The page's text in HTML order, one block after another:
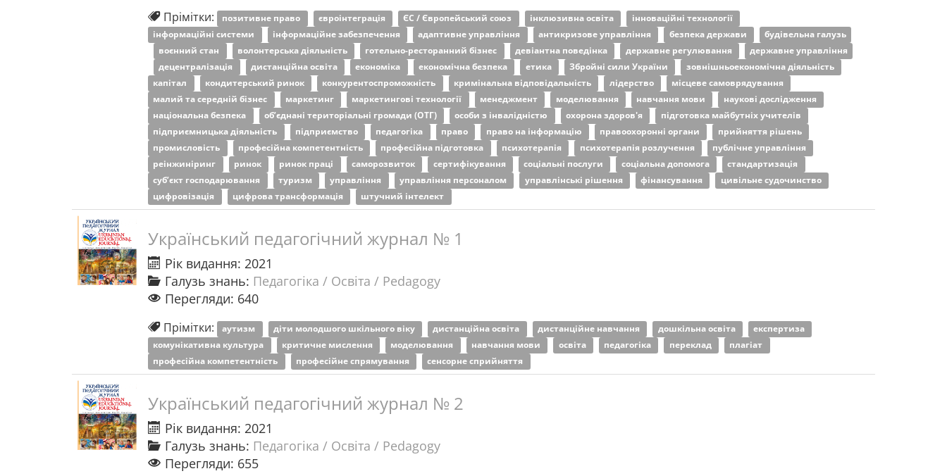
Прімітки: позитивне право євроінтеграція ЄС / Європейський союз інклюзивна освіта
інноваційні технології
інформаційні системи
інформаційне забезпечення адаптивне управління антикризове управління безпека держави
будівельна галузь
воєнний стан
волонтерська діяльність готельно-ресторанний бізнес девіантна поведінка державне регулювання
державне управління
децентралізація
дистанційна освіта економіка економічна безпека етика Збройні сили України
зовнішньоекономічна діяльність
капітал
кондитерський ринок конкурентоспроможність кримінальна відповідальність лідерство
місцеве самоврядування
малий та середній бізнес
маркетинг маркетингові технології менеджмент моделювання навчання мови
наукові дослідження
національна безпека
об’єднані територіальні громади (ОТГ) особи з інвалідністю охорона здоров'я
підготовка майбутніх учителів
підприємницька діяльність
підприємство педагогіка право право на інформацію правоохоронні органи
прийняття рішень
промисловість
професійна компетентність професійна підготовка психотерапія психотерапія розлучення
публічне управління
реінжиніринг
ринок ринок праці саморозвиток сертифікування соціальні послуги соціальна допомога
стандартизація
суб’єкт господарювання
туризм управління управління персоналом управлінські рішення фінансування
цивільне судочинство
цифровізація
цифрова трансформація штучний інтелект
Український педагогічний журнал № 1
Рік видання: 2021
Галузь знань: Педагогіка / Освіта / Pedagogy
Перегляди: 640
Прімітки: аутизм діти молодшого шкільного віку дистанційна освіта дистанційне навчання дошкільна освіта
експертиза
комунікативна культура
критичне мислення моделювання навчання мови освіта педагогіка переклад
плагіат
професійна компетентність
професійне спрямування сенсорне сприйняття
Український педагогічний журнал № 2
Рік видання: 2021
Галузь знань: Педагогіка / Освіта / Pedagogy
Перегляди: 655